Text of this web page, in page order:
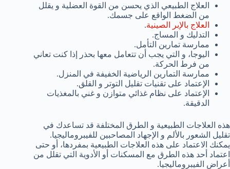
العلاج الطبيعي الذي يحسن من القوة العضلية و يقلل
من الضغط الواقع على جسمك.
العلاج بالإبر الصينية.
التدليك و المساج.
ممارسة تمارين التأمل.
اليوجا، و التي يجب أن تتعامل معها بحذر إذا كنت تعاني
من فرط الحركة.
ممارسة التمارين الرياضية الخفيفة في المنزل.
الإعتماد على تقنيات تقليل التوتر و القلق.
الإعتماد على نظام غذائي متوازن و غني بالمغذيات
الدقيقة.
هذه العلاجات الطبيعية و الطرق المختلفة قد تساعدك في
تقليل الشعور بالألم و الإجهاد المصاحبين للفيبروماليجيا.
يمكنك الاعتماد على هذه العلاجات الطبيعية بمفردها، أو حتى
اعتماد أحد هذه الطرق مع المسكنات أو الأدوية التي تقلل من
أعراض الفيبروماليجيا.